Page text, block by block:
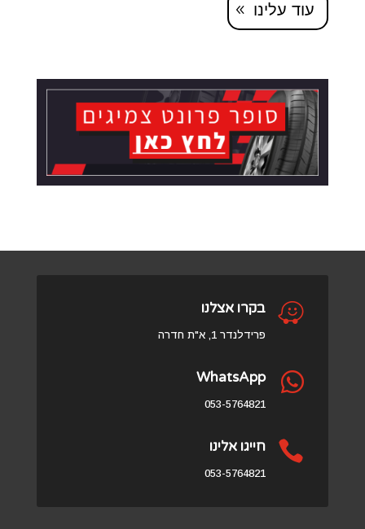
עוד עלינו
 בקרו אצלנו
פרידלנדר 1, א"ת חדרה

WhatsApp
053-5764821
 חייגו אלינו
053-5764821